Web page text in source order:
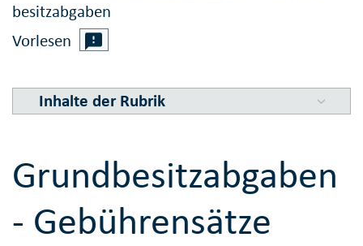
besitz­ab­gaben
Vorlesen
Inhalte der Rubrik
Grundbesitzabgaben
- Gebührensätze